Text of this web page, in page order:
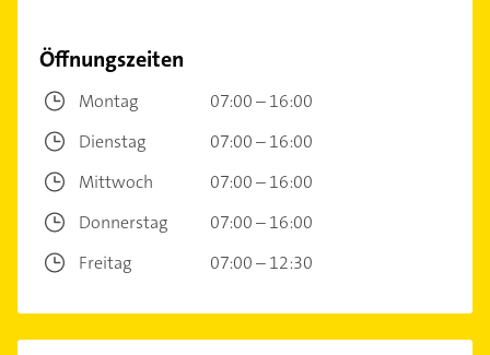
Öffnungszeiten
Montag
07:00 – 16:00
Dienstag
07:00 – 16:00
Mittwoch
07:00 – 16:00
Donnerstag
07:00 – 16:00
Freitag
07:00 – 12:30